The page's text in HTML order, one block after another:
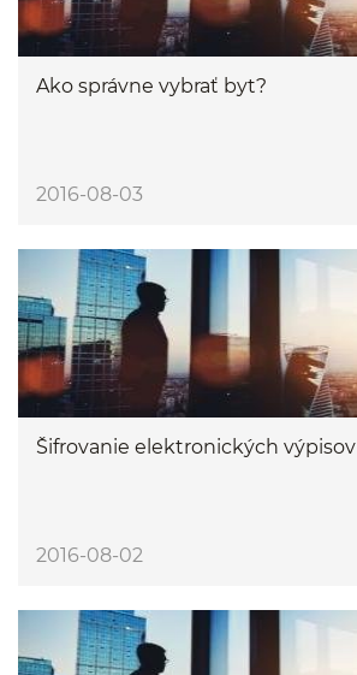
Ako správne vybrať byt?
2016-08-03
Šifrovanie elektronických výpisov
2016-08-02